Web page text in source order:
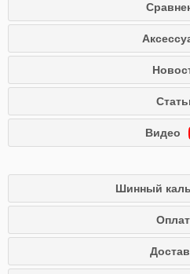
Видео
Шинный